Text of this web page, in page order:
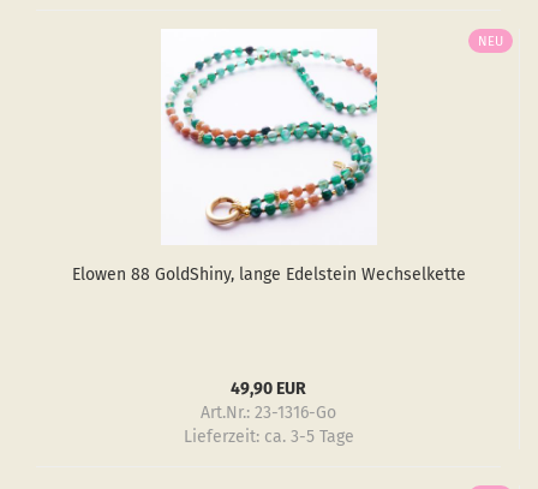
NEU
Elo­wen 88 GoldS­hiny, lange Edel­stein Wech­sel­ket­te
49,90 EUR
Art.Nr.: 23-1316-Go
Lieferzeit: ca. 3-5 Tage